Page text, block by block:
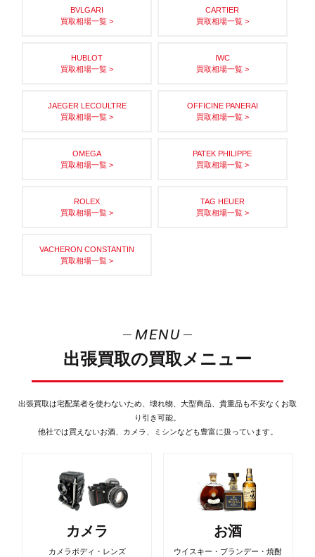
BVLGARI
買取相場一覧 >
CARTIER
買取相場一覧 >
HUBLOT
買取相場一覧 >
IWC
買取相場一覧 >
JAEGER LECOULTRE
買取相場一覧 >
OFFICINE PANERAI
買取相場一覧 >
OMEGA
買取相場一覧 >
PATEK PHILIPPE
買取相場一覧 >
ROLEX
買取相場一覧 >
TAG HEUER
買取相場一覧 >
VACHERON CONSTANTIN
買取相場一覧 >
MENU
出張買取の買取メニュー
出張買取は宅配業者を使わないため、壊れ物、大型商品、貴重品も不安なくお取
り引き可能。
他社では買えないお酒、カメラ、ミシンなども豊富に扱っています。
カメラ
カメラボディ・レンズ
お酒
ウイスキー・ブランデー・焼酎